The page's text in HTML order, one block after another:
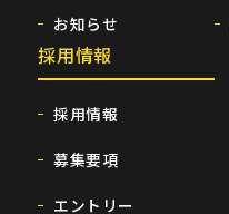
お知らせ
採用情報
採用情報
募集要項
エントリー